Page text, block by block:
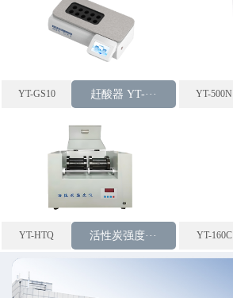
YT-GS10 赶酸器 YT-··· YT-500N
YT-HTQ 活性炭强度··· YT-160C